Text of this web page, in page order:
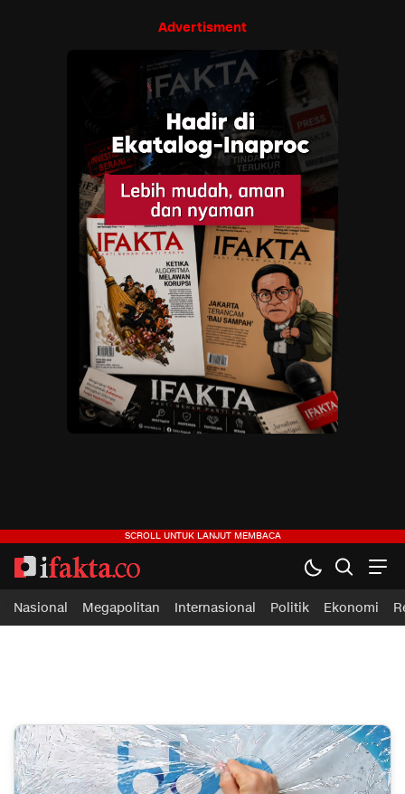
Advertisment
ifakta.co
#pastibenar
Nasional Megapolitan Internasional Politik Ekonomi